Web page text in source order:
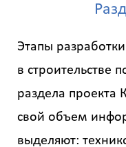
Этапы
в строительстве
раздела проекта
свой объем
выделяют: